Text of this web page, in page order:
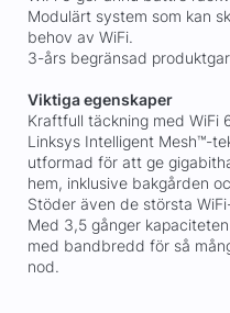
Modulärt system som kan
behov av WiFi.
3-års begränsad
Viktiga egenskaper
Kraftfull täckning med WiFi
Linksys Intelligent Mesh™-
utformad för att ge
hem, inklusive bakgården
Stöder även de största
Med 3,5 gånger
med bandbredd för så
nod.